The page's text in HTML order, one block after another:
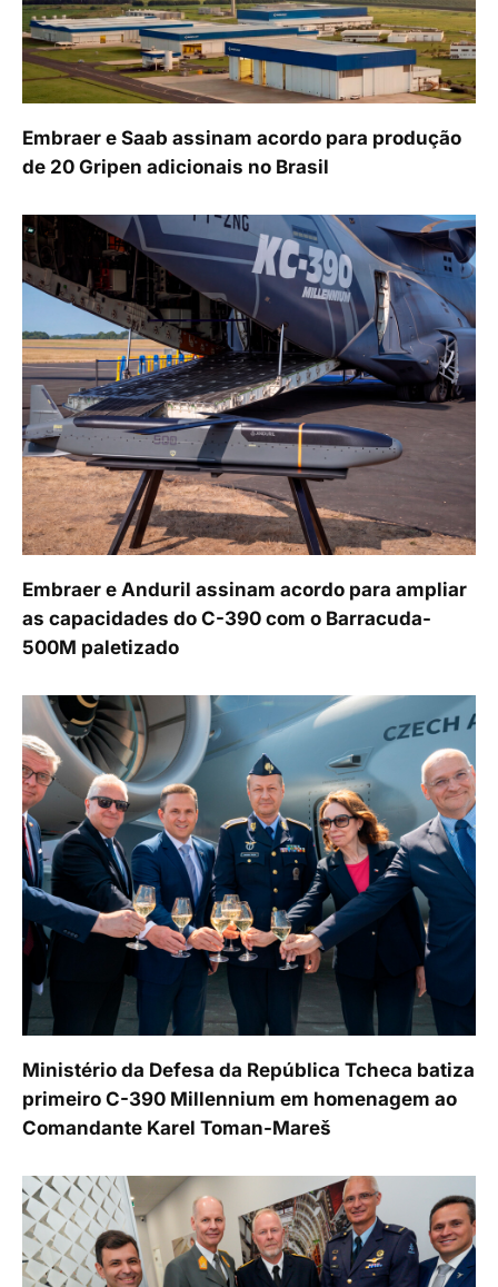
Embraer e Saab assinam acordo para produção
de 20 Gripen adicionais no Brasil
Embraer e Anduril assinam acordo para ampliar
as capacidades do C-390 com o Barracuda-
500M paletizado
Ministério da Defesa da República Tcheca batiza
primeiro C-390 Millennium em homenagem ao
Comandante Karel Toman-Mareš